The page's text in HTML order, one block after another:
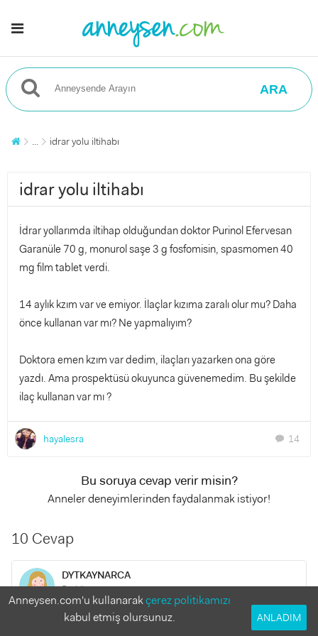
ARA
... idrar yolu iltihabı
idrar yolu iltihabı
İdrar yollarımda iltihap olduğundan doktor Purinol Efervesan
Garanüle 70 g, monurol saşe 3 g fosfomisin, spasmomen 40
mg film tablet verdi.
14 aylık kzım var ve emiyor. İlaçlar kızıma zaralı olur mu? Daha
önce kullanan var mı? Ne yapmalıyım?
Doktora emen kzım var dedim, ilaçları yazarken ona göre
yazdı. Ama prospektüsü okuyunca güvenemedim. Bu şekilde
ilaç kullanan var mı ?
hayalesra chat 14
Bu soruya cevap verir misin?
Anneler deneyimlerinden faydalanmak istiyor!
10 Cevap
DYTKAYNARCA
5 yıl önce
Aynı sorunlar bizdede vardı doktorumuz mustafa basmacı
Anneysen.com'u kullanarakçerez politikamızı
kabul etmiş olursunuz.
ANLADIM